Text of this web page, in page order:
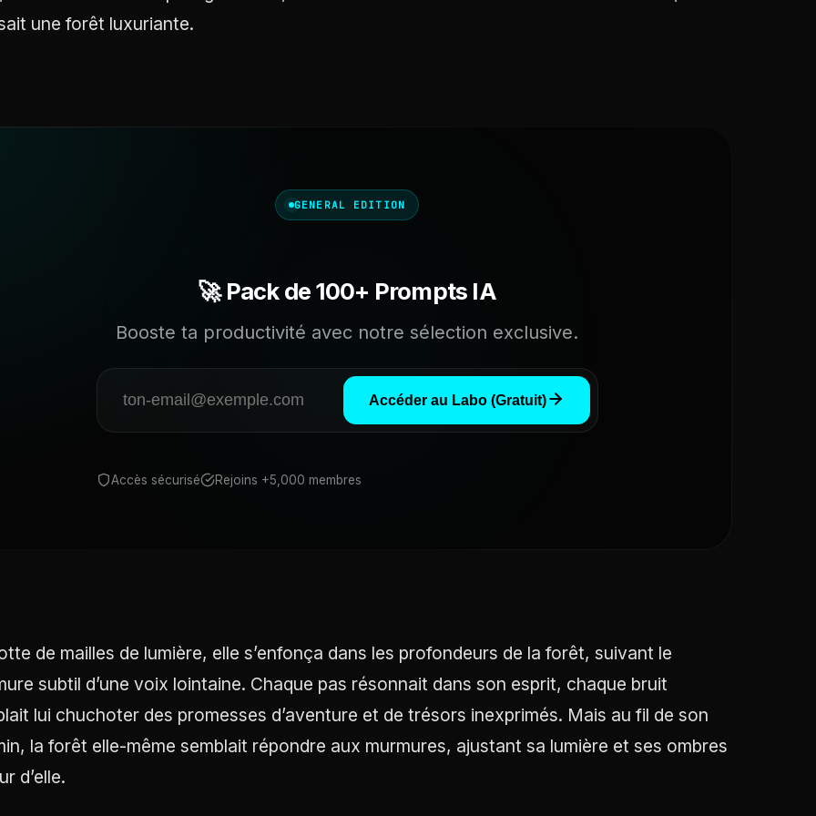
une forêt luxuriante.
GENERAL EDITION
🚀 Pack de 100+ Prompts IA
Booste ta productivité avec notre sélection exclusive.
Accéder au Labo (Gratuit)
Accès sécurisé Rejoins +5,000 membres
de mailles de lumière, elle s’enfonça dans les profondeurs de la forêt, suivant le
subtil d’une voix lointaine. Chaque pas résonnait dans son esprit, chaque bruit
lui chuchoter des promesses d’aventure et de trésors inexprimés. Mais au fil de son
la forêt elle-même semblait répondre aux murmures, ajustant sa lumière et ses ombres
d’elle.